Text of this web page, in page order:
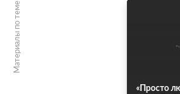
Материалы по теме
«Просто